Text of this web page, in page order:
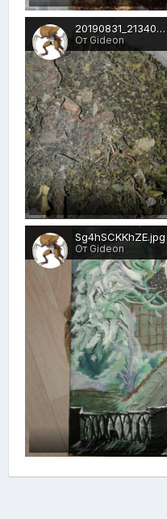
20190831_213405.jpg
От Gideon
0
Sg4hSCKKhZE.jpg
От Gideon